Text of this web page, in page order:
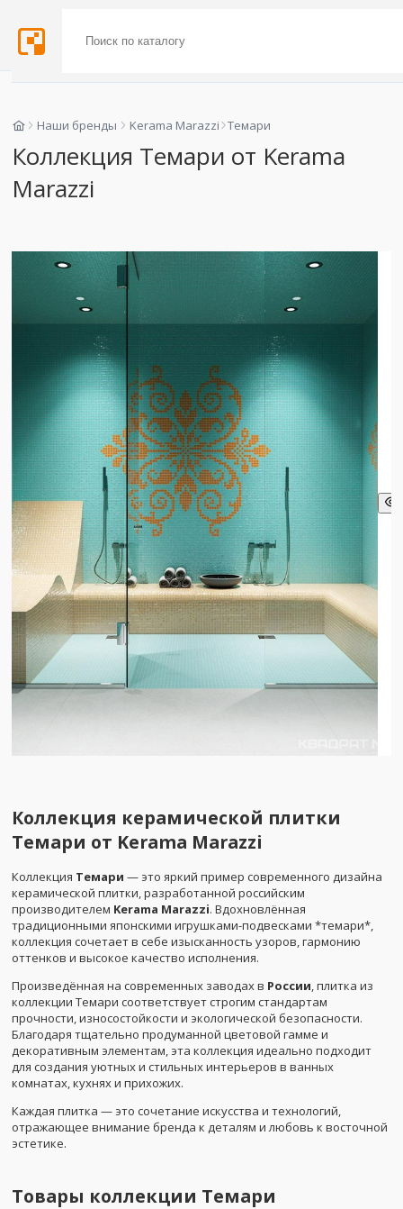
Наши бренды Kerama Marazzi Темари
Коллекция Темари от Kerama
Marazzi
Коллекция керамической плитки
Темари от Kerama Marazzi
Коллекция Темари — это яркий пример современного дизайна
керамической плитки, разработанной российским
производителем Kerama Marazzi. Вдохновлённая
традиционными японскими игрушками-подвесками *темари*,
коллекция сочетает в себе изысканность узоров, гармонию
оттенков и высокое качество исполнения.
Произведённая на современных заводах в России, плитка из
коллекции Темари соответствует строгим стандартам
прочности, износостойкости и экологической безопасности.
Благодаря тщательно продуманной цветовой гамме и
декоративным элементам, эта коллекция идеально подходит
для создания уютных и стильных интерьеров в ванных
комнатах, кухнях и прихожих.
Каждая плитка — это сочетание искусства и технологий,
отражающее внимание бренда к деталям и любовь к восточной
эстетике.
Товары коллекции Темари